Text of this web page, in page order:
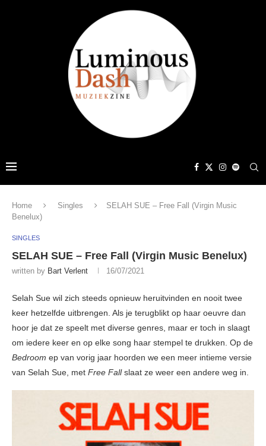
Home Singles
SELAH SUE – Free Fall (Virgin Music
Benelux)
SINGLES
SELAH SUE – Free Fall (Virgin Music Benelux)
written by Bart Verlent 16/07/2021
Selah Sue wil zich steeds opnieuw heruitvinden en nooit twee
keer hetzelfde uitbrengen. Als je terugblikt op haar oeuvre dan
hoor je dat ze speelt met diverse genres, maar er toch in slaagt
om iedere keer en op elke song haar stempel te drukken. Op de
Bedroom ep van vorig jaar hoorden we een meer intieme versie
van Selah Sue, met Free Fallslaat ze weer een andere weg in.